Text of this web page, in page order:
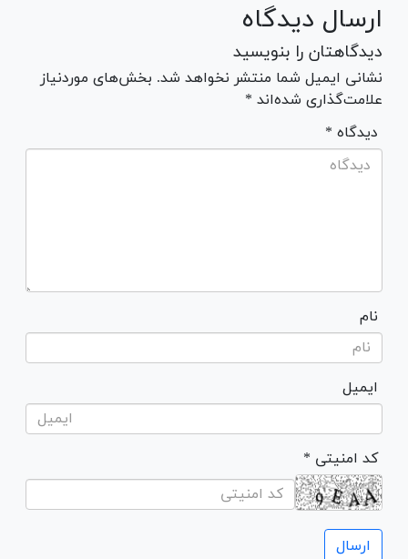
ارسال دیدگاه
دیدگاهتان را بنویسید
نشانی ایمیل شما منتشر نخواهد شد. بخش‌های موردنیاز
علامت‌گذاری شده‌اند *
* دیدگاه
نام
ایمیل
* کد امنیتی